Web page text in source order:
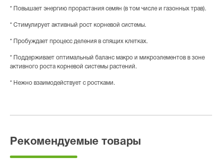
* Повышает энергию прорастания семян (в том числе и газонных трав).
* Стимулирует активный рост корневой системы.
* Пробуждает процесс деления в спящих клетках.
* Поддерживает оптимальный баланс макро и микроэлементов в зоне
активного роста корневой системы растений.
* Нежно взаимодействует с ростками.
Рекомендуемые товары